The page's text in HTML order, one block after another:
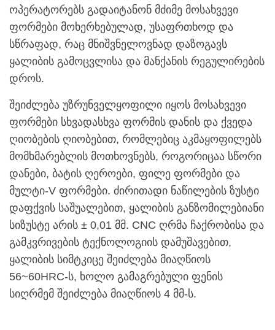
ოპერატორებს გადაიტანონ მძიმე მოსახვევი
ფორმები მოხერხებულად, უსაფრთხოდ და
სწრაფად, რაც მნიშვნელოვნად დაზოგავს
ყალიბის გამოცვლისა და მანქანის რეგულირების
დროს.
შეიძლება უზრუნველყოფილი იყოს მოსახვევი
ფორმები სხვადასხვა ფორმის დანის და ქვედა
ღიობების ღიობებით, რომლებიც აკმაყოფილებს
მომხმარებლის მოთხოვნებს, როგორიცაა სწორი
დანები, ბატის ღეროები, ფილე ფორმები და
მულტი-V ფორმები. ძირითადი ნაწილების ზუსტი
დაფქვის საშუალებით, ყალიბის განზომილებიანი
სიზუსტე არის ± 0,01 მმ. CNC ღრმა ჩაქრობისა და
გამკვრივების ტექნოლოგიის დამუშავებით,
ყალიბის სიმტკიცე შეიძლება მიაღწიოს
56~60HRC-ს, ხოლო გამაგრებული ფენის
სიღრმემ შეიძლება მიაღწიოს 4 მმ-ს.